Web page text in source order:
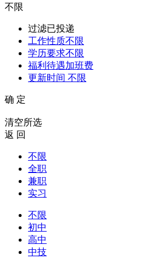
不限
过滤已投递
工作性质不限
学历要求不限
福利待遇加班费
更新时间 不限
确 定
清空所选
返 回
不限
全职
兼职
实习
不限
初中
高中
中技